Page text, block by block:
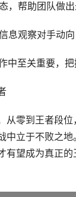
，帮助团队做出
息观察对手动
中至关重要，
从零到王者段
中立于不败之
望成为真正的